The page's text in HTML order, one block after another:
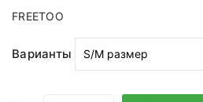
FREETOO
Варианты